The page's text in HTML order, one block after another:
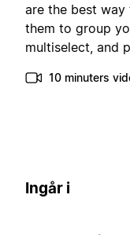
are the best way
them to group
multiselect, and
10 minuters
Ingår i